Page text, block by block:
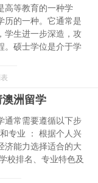
高等教育的一种学
历的一种。它通常是
学生进一步深造，攻
。硕士学位是介于学
洲留学
通常需要遵循以下步
专业 ： 根据个人兴
济能力选择适合的大
校排名、专业特色及